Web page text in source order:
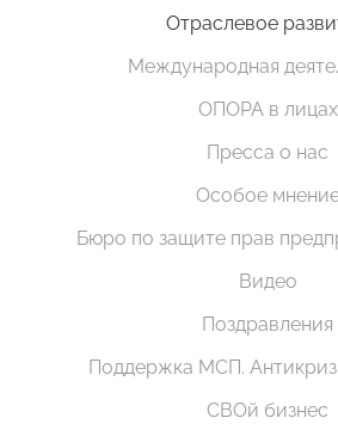
Отраслевое
Международная
ОПОРА в лицах
Пресса о нас
Особое
Бюро по защите прав
Видео
Поздравления
Поддержка МСП.
СВОй бизнес